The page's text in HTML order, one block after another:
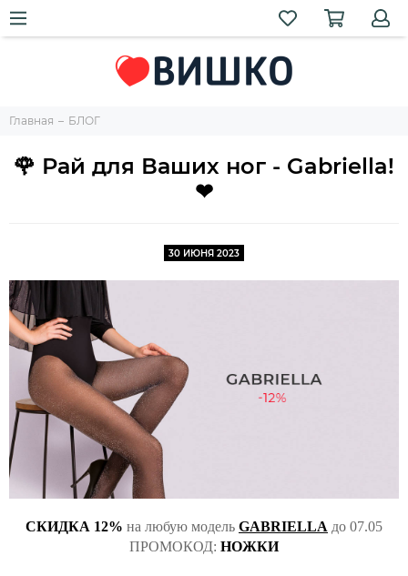
Главная БЛОГ
🌹 Рай для Ваших ног - Gabriella!
❤
30 ИЮНЯ 2023
СКИДКА 12% на любую модель GABRIELLA до 07.05
ПРОМОКОД: НОЖКИ